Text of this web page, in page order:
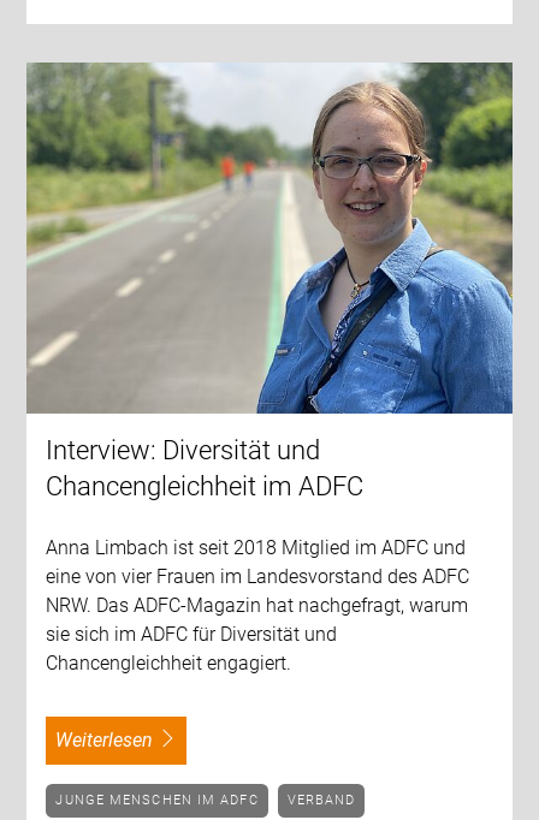
Interview: Diversität und
Chancengleichheit im ADFC
Anna Limbach ist seit 2018 Mitglied im ADFC und
eine von vier Frauen im Landesvorstand des ADFC
NRW. Das ADFC-Magazin hat nachgefragt, warum
sie sich im ADFC für Diversität und
Chancengleichheit engagiert.
weiterlesen
JUNGE MENSCHEN IM ADFC VERBAND